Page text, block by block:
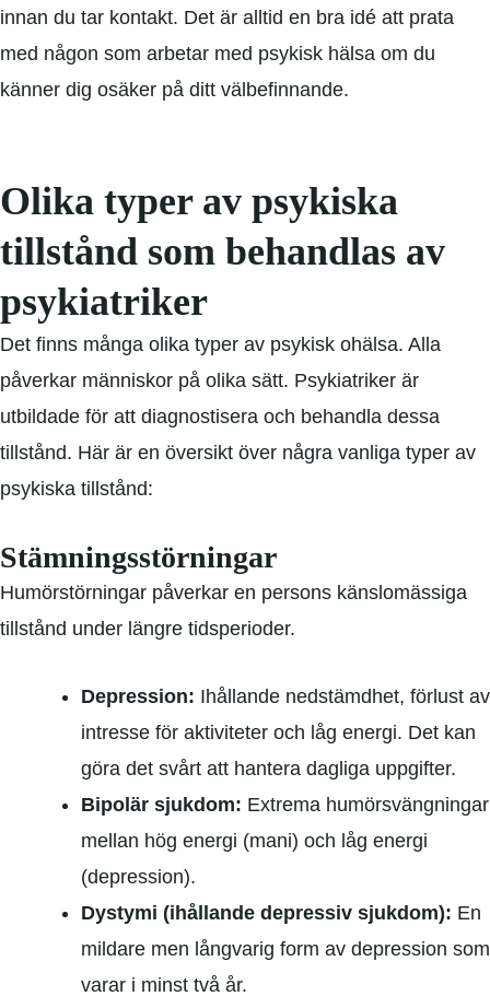
innan du tar kontakt. Det är alltid en bra idé att prata
med någon som arbetar med psykisk hälsa om du
känner dig osäker på ditt välbefinnande.
Olika typer av psykiska
tillstånd som behandlas av
psykiatriker
Det finns många olika typer av psykisk ohälsa. Alla
påverkar människor på olika sätt. Psykiatriker är
utbildade för att diagnostisera och behandla dessa
tillstånd. Här är en översikt över några vanliga typer av
psykiska tillstånd:
Stämningsstörningar
Humörstörningar påverkar en persons känslomässiga
tillstånd under längre tidsperioder.
Depression: Ihållande nedstämdhet, förlust av
intresse för aktiviteter och låg energi. Det kan
göra det svårt att hantera dagliga uppgifter.
Bipolär sjukdom: Extrema humörsvängningar
mellan hög energi (mani) och låg energi
(depression).
Dystymi (ihållande depressiv sjukdom): En
mildare men långvarig form av depression som
varar i minst två år.